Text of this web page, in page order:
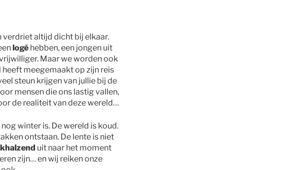
verdriet altijd dicht bij elkaar.
logé hebben, een jongen uit
Maar we worden ook
meegemaakt op zijn reis
steun krijgen van jullie bij de
mensen die ons lastig vallen,
de realiteit van deze wereld…
winter is. De wereld is koud.
ontstaan. De lente is niet
uit naar het moment
zijn… en wij reiken onze